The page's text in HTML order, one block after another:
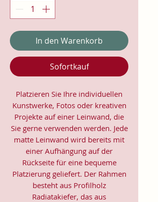
In den Warenkorb
Sofortkauf
Platzieren Sie Ihre individuellen
Kunstwerke, Fotos oder kreativen
Projekte auf einer Leinwand, die
Sie gerne verwenden werden. Jede
matte Leinwand wird bereits mit
einer Aufhängung auf der
Rückseite für eine bequeme
Platzierung geliefert. Der Rahmen
besteht aus Profilholz
Radiatakiefer, das aus